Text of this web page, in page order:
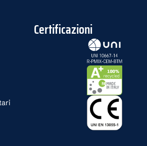
Certificazioni